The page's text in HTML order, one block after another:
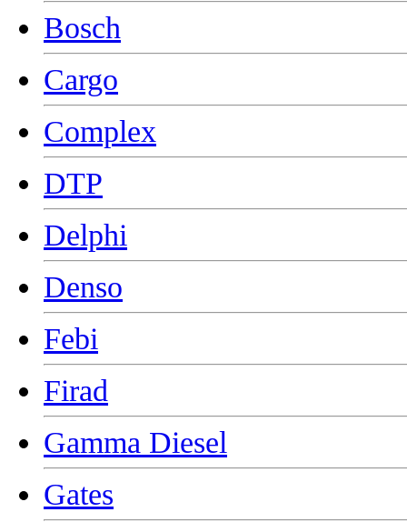
Bosch
Cargo
Complex
DTP
Delphi
Denso
Febi
Firad
Gamma Diesel
Gates